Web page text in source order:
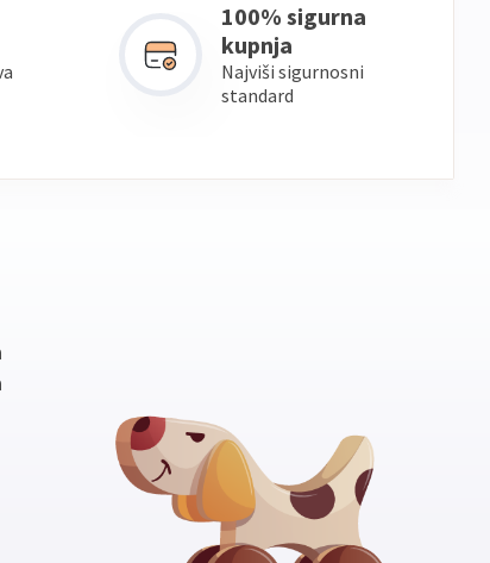
100% sigurna
kupnja
Najviši sigurnosni
standard